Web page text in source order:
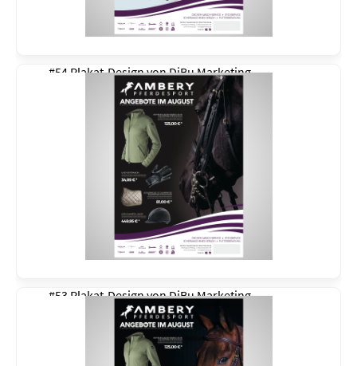
#54 Plakat-Design vonDiBu Marketing
#53 Plakat-Design vonDiBu Marketing